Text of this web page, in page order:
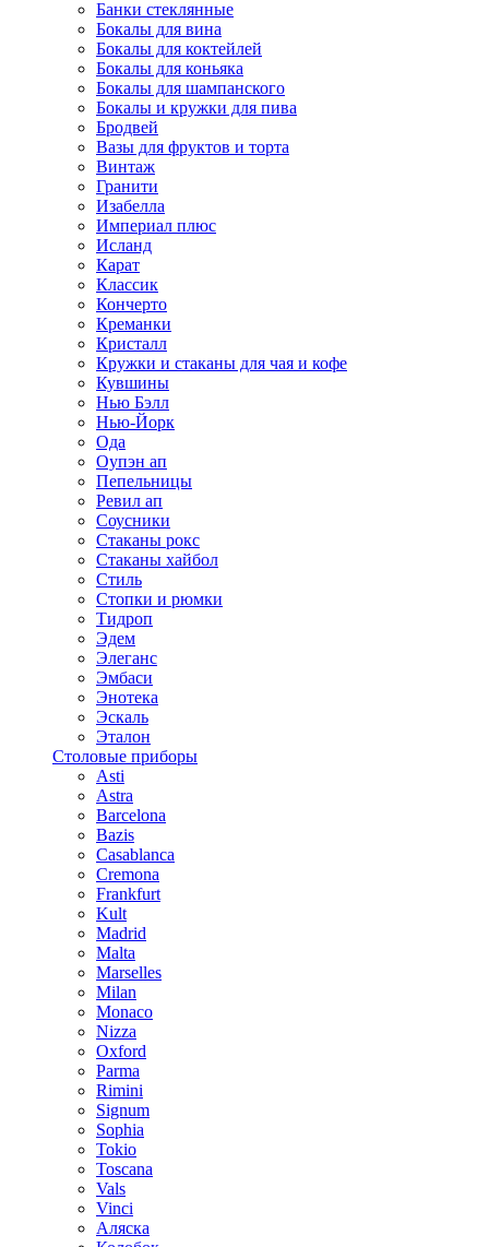
Банки стеклянные
Бокалы для вина
Бокалы для коктейлей
Бокалы для коньяка
Бокалы для шампанского
Бокалы и кружки для пива
Бродвей
Вазы для фруктов и торта
Винтаж
Гранити
Изабелла
Империал плюс
Исланд
Карат
Классик
Кончерто
Креманки
Кристалл
Кружки и стаканы для чая и кофе
Кувшины
Нью Бэлл
Нью-Йорк
Ода
Оупэн ап
Пепельницы
Ревил ап
Соусники
Стаканы рокс
Стаканы хайбол
Стиль
Стопки и рюмки
Тидроп
Эдем
Элеганс
Эмбаси
Энотека
Эскаль
Эталон
Столовые приборы
Asti
Astra
Barcelona
Bazis
Casablanca
Cremona
Frankfurt
Kult
Madrid
Malta
Marselles
Milan
Monaco
Nizza
Oxford
Parma
Rimini
Signum
Sophia
Tokio
Toscana
Vals
Vinci
Аляска